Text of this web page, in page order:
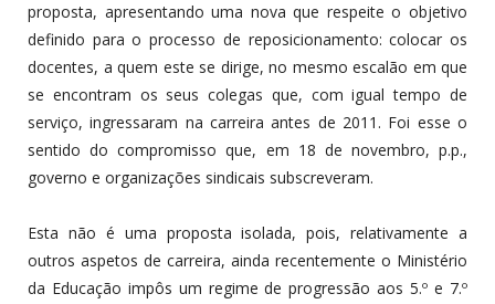
proposta, apresentando uma nova que respeite o objetivo
definido para o processo de reposicionamento: colocar os
docentes, a quem este se dirige, no mesmo escalão em que
se encontram os seus colegas que, com igual tempo de
serviço, ingressaram na carreira antes de 2011. Foi esse o
sentido do compromisso que, em 18 de novembro, p.p.,
governo e organizações sindicais subscreveram.
Esta não é uma proposta isolada, pois, relativamente a
outros aspetos de carreira, ainda recentemente o Ministério
da Educação impôs um regime de progressão aos 5.º e 7.º